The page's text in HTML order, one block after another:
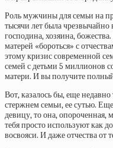
Роль мужчины для семьи на
тысячи лет была чрезвычайно
господина, хозяина,
матерей «бороться» с
этому кризис современной
семей с детьми 5 миллионов
матери. И вы получите
Вот, казалось бы, еще
стержнем семьи, ее сутью.
девицу, то она, опороченная,
тебя просто используют как
восвояси. И даже отчества от